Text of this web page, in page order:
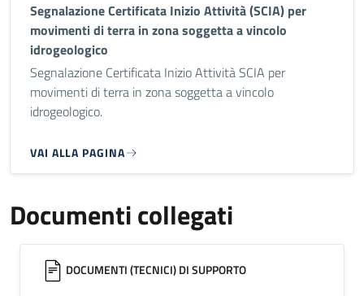
Segnalazione Certificata Inizio Attività (SCIA) per
movimenti di terra in zona soggetta a vincolo
idrogeologico
Segnalazione Certificata Inizio Attività SCIA per
movimenti di terra in zona soggetta a vincolo
idrogeologico.
VAI ALLA PAGINA
Documenti collegati
DOCUMENTI (TECNICI) DI SUPPORTO